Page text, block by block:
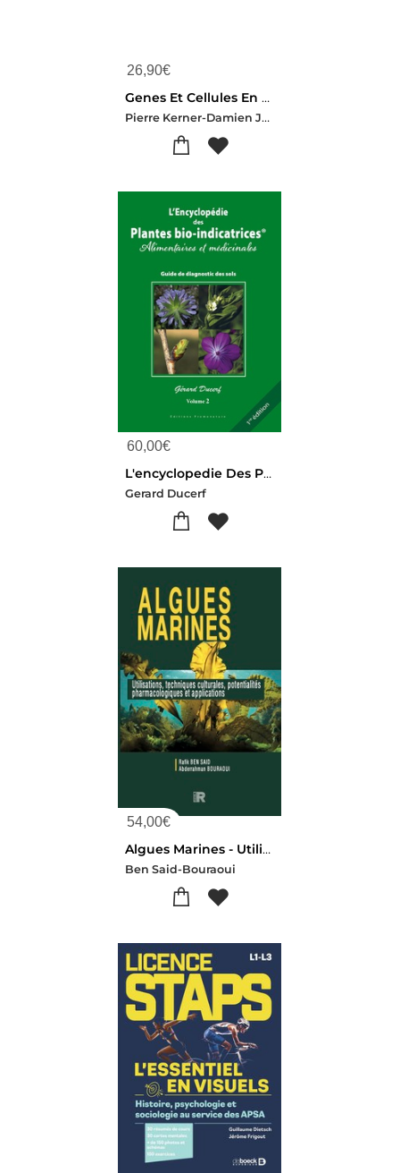
26,90€
Genes Et Cellules En Un 1 Clin D'oeil
Pierre Kerner-Damien Jaujard
60,00€
L'encyclopedie Des Plantes Bio-indicatrices Alimentaires Et Medicinales, Guide De Diagnostics Des Sols Tome 2
Gerard Ducerf
54,00€
Algues Marines - Utilisations, Techniques Culturales, Potentialites Pharmacologiques Et Applications
Ben Said-Bouraoui